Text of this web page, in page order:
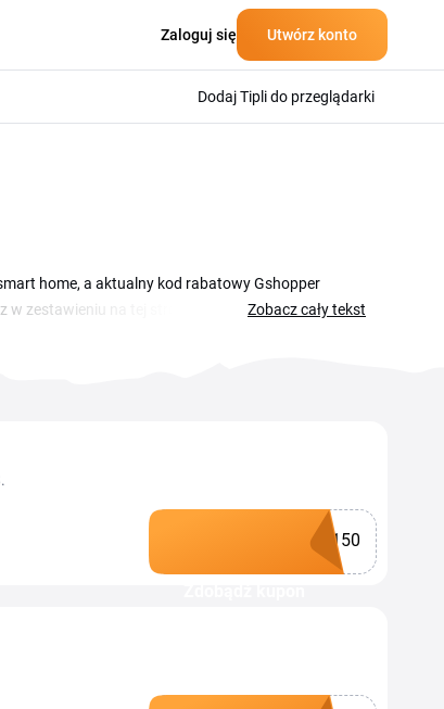
Zaloguj się Utwórz konto
Dodaj Tipli do przeglądarki
home, a aktualny kod rabatowy Gshopper
w zestawieniu na tej stronie, wystarczy skopiować
ofert i promocyjnych zestawów.
Zobacz cały tekst
150